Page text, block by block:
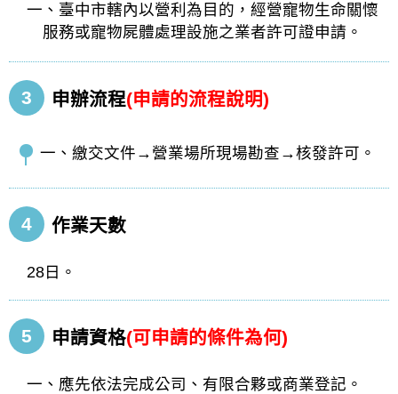
一、臺中市轄內以營利為目的，經營寵物生命關懷
服務或寵物屍體處理設施之業者許可證申請。
3 申辦流程(申請的流程說明)
一、繳交文件→營業場所現場勘查→核發許可。
4 作業天數
28日。
5 申請資格(可申請的條件為何)
一、應先依法完成公司、有限合夥或商業登記。